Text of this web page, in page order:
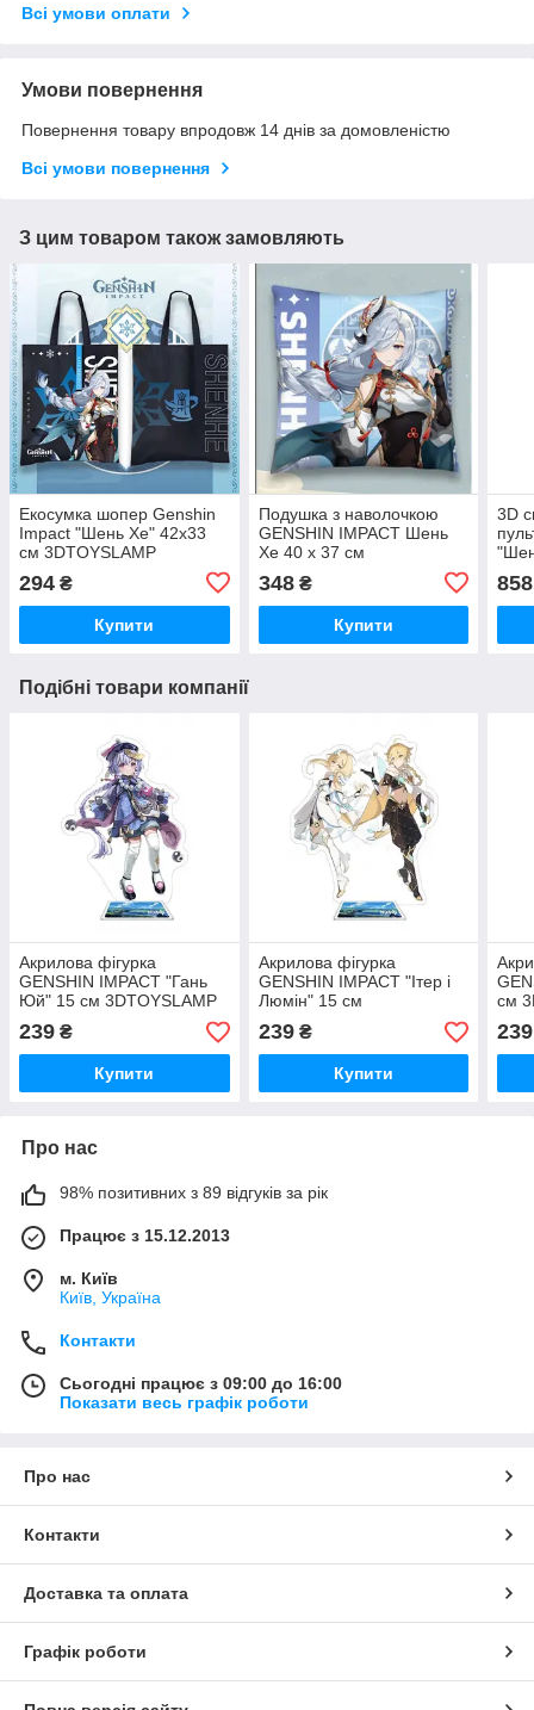
Всі умови оплати
Умови повернення
Повернення товару впродовж 14 днів за домовленістю
Всі умови повернення
З цим товаром також замовляють
Екосумка шопер Genshin
Impact "Шень Хе" 42х33
см 3DTOYSLAMP
294 ₴
Купити
Подушка з наволочкою
GENSHIN IMPACT Шень
Хе 40 x 37 см
348₴
Купити
3D
858
Подібні товари компанії
Акрилова фігурка
GENSHIN IMPACT "Гань
Юй" 15 см 3DTOYSLAMP
239 ₴
Купити
Акрилова фігурка
GENSHIN IMPACT "Ітер і
Люмін" 15 см
3DTOYSLAMP
239₴
Купити
см
239
Про нас
98% позитивних з 89 відгуків за рік
Працює з 15.12.2013
м. Київ
Київ, Україна
Контакти
Сьогодні працює з 09:00 до 16:00
Показати весь графік роботи
Про нас
Контакти
Доставка та оплата
Графік роботи